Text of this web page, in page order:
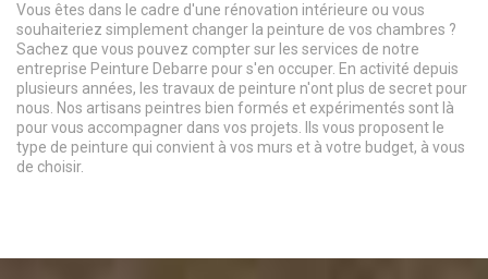
Vous êtes dans le cadre d'une rénovation intérieure ou vous
souhaiteriez simplement changer la peinture de vos chambres ?
Sachez que vous pouvez compter sur les services de notre
entreprise Peinture Debarre pour s'en occuper. En activité depuis
plusieurs années, les travaux de peinture n'ont plus de secret pour
nous. Nos artisans peintres bien formés et expérimentés sont là
pour vous accompagner dans vos projets. Ils vous proposent le
type de peinture qui convient à vos murs et à votre budget, à vous
de choisir.